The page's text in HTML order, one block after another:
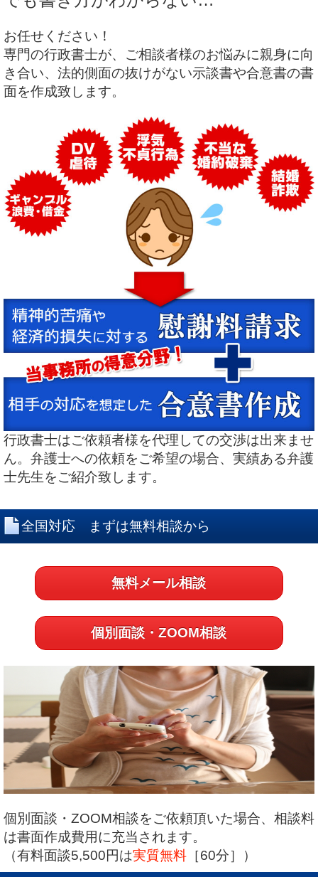
お任せください！
専門の行政書士が、ご相談者様のお悩みに親身に向
き合い、法的側面の抜けがない示談書や合意書の書
面を作成致します。
行政書士はご依頼者様を代理しての交渉は出来ませ
ん。弁護士への依頼をご希望の場合、実績ある弁護
士先生をご紹介致します。
全国対応 まずは無料相談から
無料メール相談
個別面談・ZOOM相談
個別面談・ZOOM相談をご依頼頂いた場合、相談料
は書面作成費用に充当されます。
（有料面談5,500円は実質無料 ［60分］）